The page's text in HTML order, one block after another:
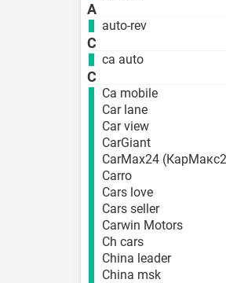
A
auto-rev
C
ca auto
C
Ca mobile
Car lane
Car view
CarGiant
CarMax24
Carro
Cars love
Cars seller
Carwin Motors
Ch cars
China leader
China msk